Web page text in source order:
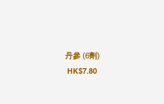
丹參 (6劑)
HK$7.80